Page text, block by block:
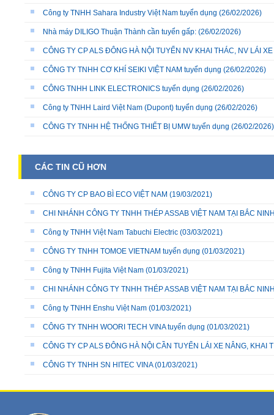
Công ty TNHH Sahara Industry Việt Nam tuyển dụng (26/02/2026)
Nhà máy DILIGO Thuận Thành cần tuyển gấp: (26/02/2026)
CÔNG TY CP ALS ĐÔNG HÀ NỘI TUYỂN NV KHAI THÁC, NV LÁI
CÔNG TY TNHH CƠ KHÍ SEIKI VIỆT NAM tuyển dụng (26/02/2026)
CÔNG TNHH LINK ELECTRONICS tuyển dụng (26/02/2026)
Công ty TNHH Laird Việt Nam (Dupont) tuyển dụng (26/02/2026)
CÔNG TY TNHH HỆ THỐNG THIẾT BỊ UMW tuyển dụng (26/02/2026)
CÁC TIN CŨ HƠN
CÔNG TY CP BAO BÌ ECO VIỆT NAM (19/03/2021)
CHI NHÁNH CÔNG TY TNHH THÉP ASSAB VIỆT NAM TẠI BẮC
Công ty TNHH Việt Nam Tabuchi Electric (03/03/2021)
CÔNG TY TNHH TOMOE VIETNAM tuyển dụng (01/03/2021)
Công ty TNHH Fujita Việt Nam (01/03/2021)
CHI NHÁNH CÔNG TY TNHH THÉP ASSAB VIỆT NAM TẠI BẮC
Công ty TNHH Enshu Việt Nam (01/03/2021)
CÔNG TY TNHH WOORI TECH VINA tuyển dụng (01/03/2021)
CÔNG TY CP ALS ĐÔNG HÀ NỘI CẦN TUYỂN LÁI XE NÂNG, KHAI
CÔNG TY TNHH SN HITEC VINA(01/03/2021)